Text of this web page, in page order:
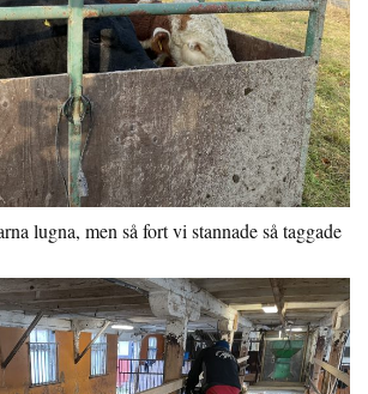
lugna, men så fort vi stannade så taggade